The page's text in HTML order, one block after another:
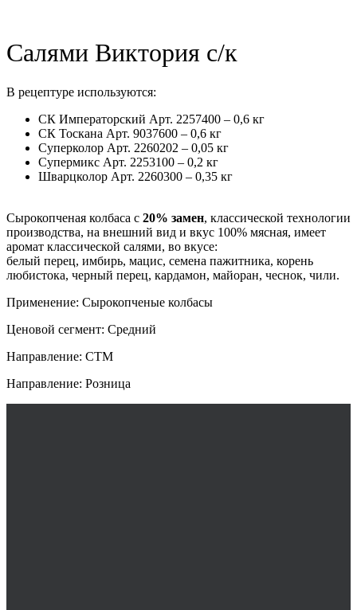
Салями Виктория с/к
В рецептуре используются:
СК Императорский Арт. 2257400 – 0,6 кг
СК Тоскана Арт. 9037600 – 0,6 кг
Суперколор Арт. 2260202 – 0,05 кг
Супермикс Арт. 2253100 – 0,2 кг
Шварцколор Арт. 2260300 – 0,35 кг
Сырокопченая колбаса с 20% замен, классической технологии
производства, на внешний вид и вкус 100% мясная, имеет
аромат классической салями, во вкусе:
белый перец, имбирь, мацис, семена пажитника, корень
любистока, черный перец, кардамон, майоран, чеснок, чили.
Применение: Сырокопченые колбасы
Ценовой сегмент: Средний
Направление: СТМ
Направление: Розница